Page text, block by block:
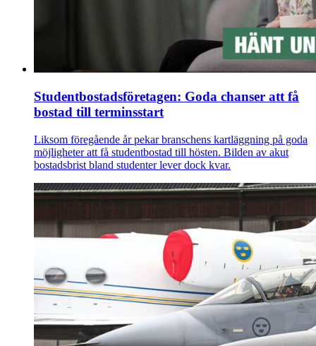
Studentbostadsföretagen: Goda chanser att få
bostad till terminsstart
Liksom föregående år pekar branschens kartläggning på goda
möjligheter att få studentbostad till hösten. Bilden av akut
bostadsbrist bland studenter lever dock kvar.